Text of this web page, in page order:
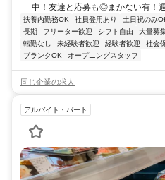
中！友達と応募も◎まかない有！
扶養内勤務OK 社員登用あり 土日祝のみ
長期
フリーター歓迎 シフト自由 大量募
転勤なし
未経験者歓迎 経験者歓迎 社会
ブランクOK
オープニングスタッフ
同じ企業の求人
アルバイト・パート